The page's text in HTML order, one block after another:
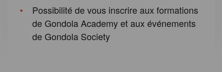
Possibilité de vous inscrire aux formations
de Gondola Academy et aux événements
de Gondola Society